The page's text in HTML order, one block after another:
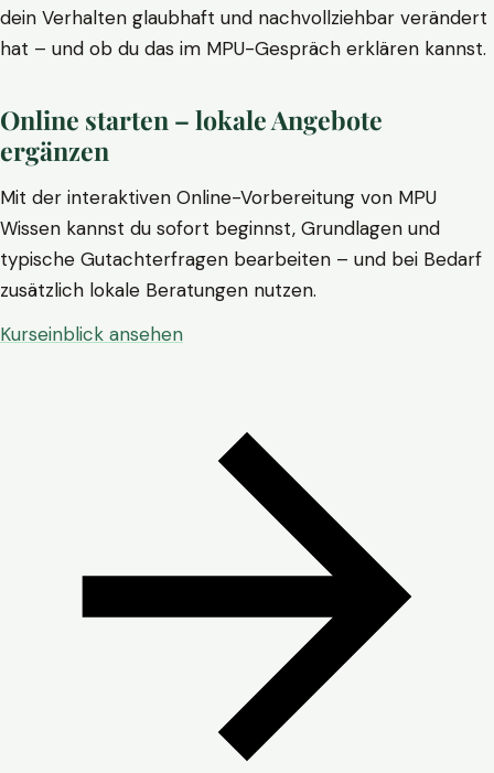
dein Verhalten glaubhaft und nachvollziehbar verändert
hat – und ob du das im MPU-Gespräch erklären kannst.
Online starten – lokale Angebote
ergänzen
Mit der interaktiven Online-Vorbereitung von MPU
Wissen kannst du sofort beginnst, Grundlagen und
typische Gutachterfragen bearbeiten – und bei Bedarf
zusätzlich lokale Beratungen nutzen.
Kurseinblick ansehen